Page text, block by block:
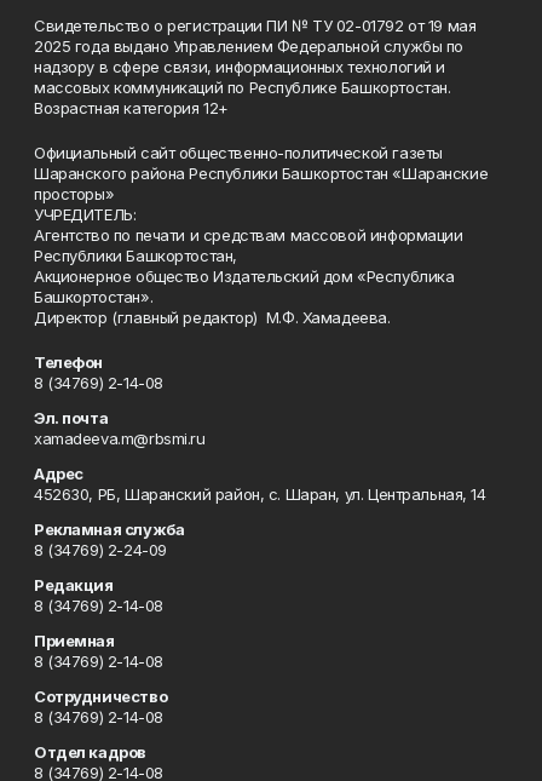
Свидетельство о регистрации ПИ № ТУ 02-01792 от 19 мая
2025 года выдано Управлением Федеральной службы по
надзору в сфере связи, информационных технологий и
массовых коммуникаций по Республике Башкортостан.
Возрастная категория 12+
Официальный сайт общественно-политической газеты
Шаранского района Республики Башкортостан «Шаранские
просторы»
УЧРЕДИТЕЛЬ:
Агентство по печати и средствам массовой информации
Республики Башкортостан,
Акционерное общество Издательский дом «Республика
Башкортостан».
Директор (главный редактор) М.Ф. Хамадеева.
Телефон
8 (34769) 2-14-08
Эл. почта
xamadeeva.m@rbsmi.ru
Адрес
452630, РБ, Шаранский район, с. Шаран, ул. Центральная, 14
Рекламная служба
8 (34769) 2-24-09
Редакция
8 (34769) 2-14-08
Приемная
8 (34769) 2-14-08
Сотрудничество
8 (34769) 2-14-08
Отдел кадров
8 (34769) 2-14-08